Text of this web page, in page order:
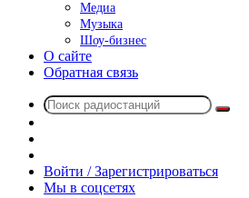
Медиа
Музыка
Шоу-бизнес
О сайте
Обратная связь
Поиск
радио
Войти / Зарегистрироваться
Мы в соцсетях